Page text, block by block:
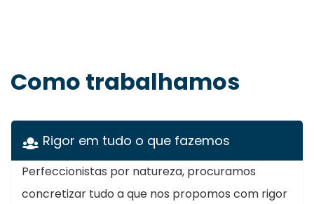
Como trabalhamos
Rigor em tudo o que fazemos
Perfeccionistas por natureza, procuramos
concretizar tudo a que nos propomos com rigor